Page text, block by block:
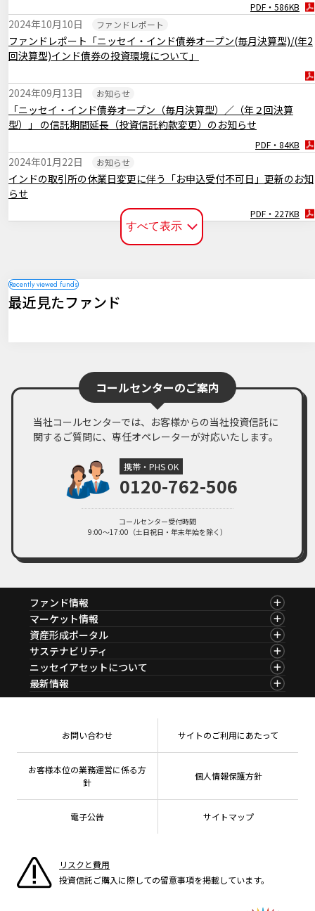
臨時レポート「日銀10月 金融政策の現状維持を決定」
2024年11月01日 マーケットレポート
臨時レポート「9月FOMC 約4年半ぶりとなる利下げを決定」
PDF・260KB
臨時レポート「米国の景気減速懸念から金融市場は不安定な展開に」
2024年08月06日 マーケットレポート
PDF・586KB
ファンドレポート「ニッセイ・インド債券オープン(毎月決算型)/(年2
回決算型)インド債券の投資環境について」
2024年10月10日 ファンドレポート
「ニッセイ・インド債券オープン（毎月決算型）／（年２回決算
型）」 の信託期間延長（投資信託約款変更）のお知らせ
2024年09月13日 お知らせ
PDF・84KB
インドの取引所の休業日変更に伴う「お申込受付不可日」更新のお知
らせ
2024年01月22日 お知らせ
PDF・227KB
信用リスク集中回避のための投資制限超過に関するご連絡
お知らせすべて表示
最近見たファンド
コールセンターのご案内
当社コールセンターでは、お客様からの当社投資信託に
関するご質問に、専任オペレーターが対応いたします。
携帯・PHS OK
0120-762-506
コールセンター受付時間
9:00～17:00（土日祝日・年末年始を除く）
ファンド情報
ファンド情報TOP
基準価額一覧
ファンド検索
ファンド比較
決算カレンダー
海外休日カレンダー
投資信託新商品のご案内
ちょこっと3分！ファンドシアター
有価証券届出書の効力の発生の有無について
こだわりのインデックスファンド 購入・換金手数料
なしシリーズ
確定拠出年金について
マーケット情報
マーケット情報TOP
マーケット指数
マーケットレポート
コラム
ファンドレポート
資産形成ポータル
資産形成ポータルTOP
資産形成サービス
Nダイレクト
資産形成サポート
NAMシティ
お問い合わせ
よくあるご質問
サステナビリティ
サステナビリティTOP
サステナビリティ経営
サステナブル投資
ニッセイアセットについて
ニッセイアセットについてTOP
会社情報
方針・その他開示情報
公式キャラクターのご紹介
最新情報
マーケットニュース
メディアお問い合わせ サイトのご利用にあたって
お客様本位の業務運営に係る方
針
個人情報保護方針
電子公告 サイトマップ
リスクと費用
投資信託ご購入に際しての留意事項を掲載しています。